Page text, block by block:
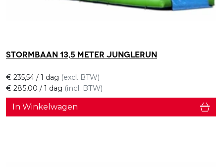
Stormbaan 13,5 meter Junglerun
€ 285,00 / 1 dag (incl. BTW)
€ 235,54 / 1 dag (excl. BTW)
In Winkelwagen